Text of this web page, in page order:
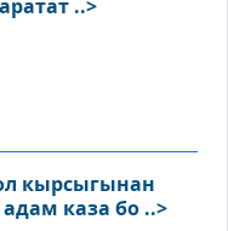
..>
кырсыгынан
каза бо ..>